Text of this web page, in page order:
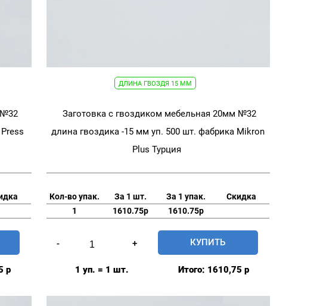
№32
р
ДЛИНА ГВОЗДЯ 15 ММ
Заготовка с гвоздиком мебельная 20мм №32
длина гвоздика -15 мм уп. 500 шт. фабрика Mikron
Plus Турция
Кол-во упак. За 1 шт. За 1 упак.
Скидка
1
1610.75р 1610.75р
-
товара
Заготовка
гвоздиком
+ КУПИТЬ
1 уп. = 1 шт. Итого: 1610,75 р